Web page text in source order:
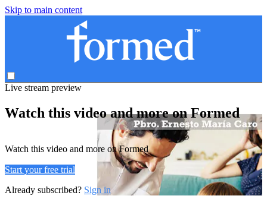
Skip to main content
Live stream preview
Watch this video and more on Formed
Watch this video and more on Formed
Start your free trial
Already subscribed? Sign in